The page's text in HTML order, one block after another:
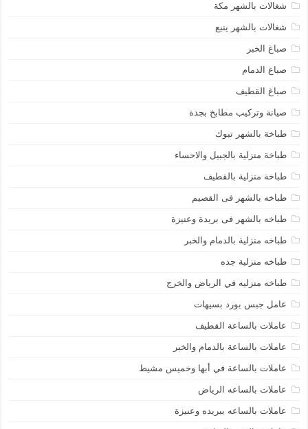
شغالات بالشهر مكة
شغالات بالشهر ينبع
صباغ الخبر
صباغ الدمام
صباغ القطيف
صيانة وتركيب مطابخ بجدة
طباخة بالشهر تبوك
طباخة منزلية بالجبيل والاحساء
طباخة منزلية بالقطيف
طباخه بالشهر فى القصيم
طباخه بالشهر فى بريدة وعنيزة
طباخه منزلية بالدمام والخبر
طباخه منزلية جده
طباخه منزليه في الرياض والخرج
عامل جبس بورد بسيهات
عاملات بالساعة القطيف
عاملات بالساعة بالدمام والخبر
عاملات بالساعة في أبها وخميس مشيط
عاملات بالساعه الرياض
عاملات بالساعه ببريده وعنيزة